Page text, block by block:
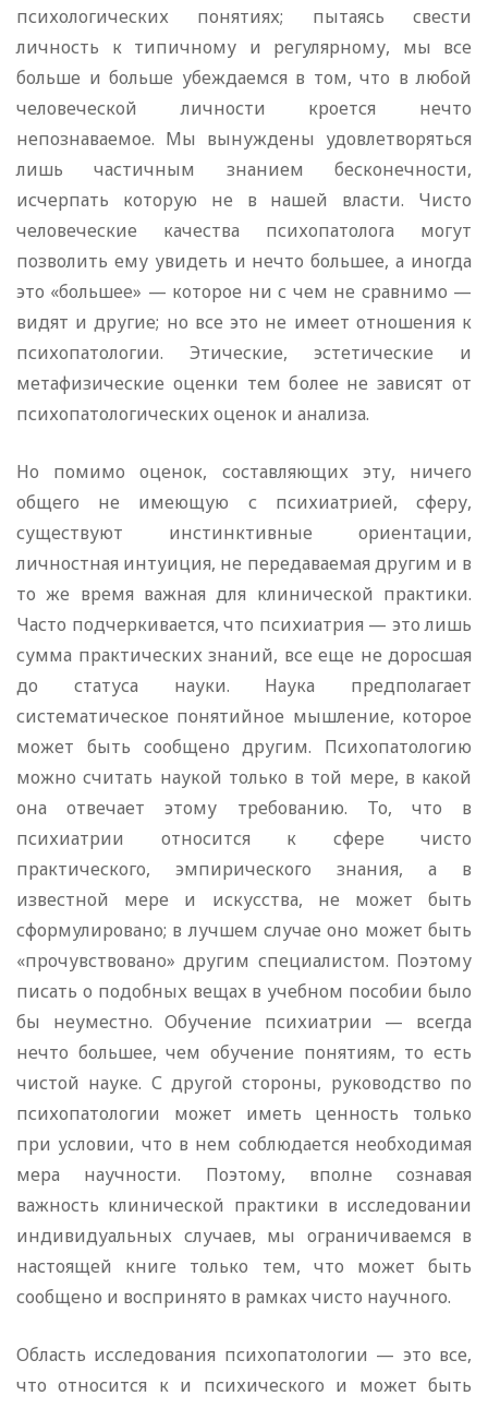
психологических понятиях; пытаясь свести
личность к типичному и регулярному, мы все
больше и больше убеждаемся в том, что в любой
человеческой личности кроется нечто
непознаваемое. Мы вынуждены удовлетворяться
лишь частичным знанием бесконечности,
исчерпать которую не в нашей власти. Чисто
человеческие качества психопатолога могут
позволить ему увидеть и нечто большее, а иногда
это «большее» — которое ни с чем не сравнимо —
видят и другие; но все это не имеет отношения к
психопатологии. Этические, эстетические и
метафизические оценки тем более не зависят от
психопатологических оценок и анализа.
Но помимо оценок, составляющих эту, ничего
общего не имеющую с психиатрией, сферу,
существуют инстинктивные ориентации,
личностная интуиция, не передаваемая другим и в
то же время важная для клинической практики.
Часто подчеркивается, что психиатрия — это лишь
сумма практических знаний, все еще не доросшая
до статуса науки. Наука предполагает
систематическое понятийное мышление, которое
может быть сообщено другим. Психопатологию
можно считать наукой только в той мере, в какой
она отвечает этому требованию. То, что в
психиатрии относится к сфере чисто
практического, эмпирического знания, а в
известной мере и искусства, не может быть
сформулировано; в лучшем случае оно может быть
«прочувствовано» другим специалистом. Поэтому
писать о подобных вещах в учебном пособии было
бы неуместно. Обучение психиатрии — всегда
нечто большее, чем обучение понятиям, то есть
чистой науке. С другой стороны, руководство по
психопатологии может иметь ценность только
при условии, что в нем соблюдается необходимая
мера научности. Поэтому, вполне сознавая
важность клинической практики в исследовании
индивидуальных случаев, мы ограничиваемся в
настоящей книге только тем, что может быть
сообщено и воспринято в рамках чисто научного.
Область исследования психопатологии — это все,
что относится к и психического и может быть